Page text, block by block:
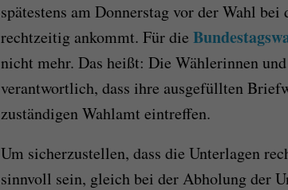
spätestens am Donnerstag vor der Wahl
rechtzeitig ankommt. Für die
nicht mehr. Das heißt: Die Wählerinnen
verantwortlich, dass ihre ausgefüllten
zuständigen Wahlamt eintreffen.
Um sicherzustellen, dass die Unterlagen
sinnvoll sein, gleich bei der Abholung der